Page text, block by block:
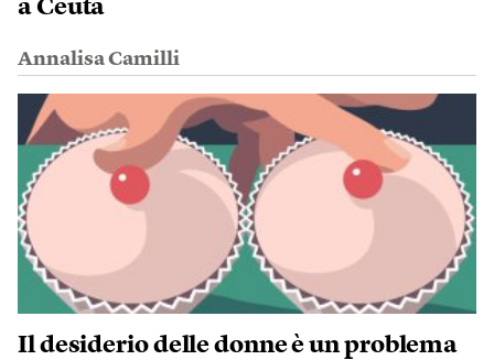
a Ceuta
Annalisa Camilli
Il desiderio delle donne è un problema